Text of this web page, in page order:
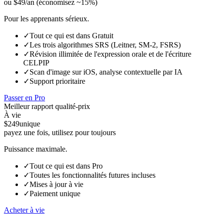
ou $49/an (économisez ~15%)
Pour les apprenants sérieux.
✓Tout ce qui est dans Gratuit
✓Les trois algorithmes SRS (Leitner, SM-2, FSRS)
✓Révision illimitée de l'expression orale et de l'écriture
CELPIP
✓Scan d'image sur iOS, analyse contextuelle par IA
✓Support prioritaire
Passer en Pro
Meilleur rapport qualité-prix
À vie
$249unique
payez une fois, utilisez pour toujours
Puissance maximale.
✓Tout ce qui est dans Pro
✓Toutes les fonctionnalités futures incluses
✓Mises à jour à vie
✓Paiement unique
Acheter à vie